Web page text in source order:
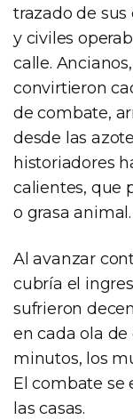
trazado de
y civiles
calle.
convirtieron
de combate,
desde las
historiadores
calientes, que
o grasa animal.
Al avanzar
cubría el
sufrieron
en cada ola de
minutos, los
El combate se
las casas.